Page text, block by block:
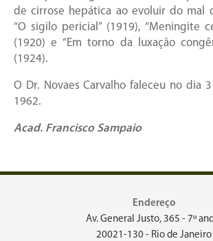
de cirrose hepática ao evoluir do mal
“O sigilo pericial” (1919), “Meningite
(1920) e “Em torno da luxação
(1924).
O Dr. Novaes Carvalho faleceu no dia
1962.
Acad. Francisco Sampaio
Endereço
Av. General Justo, 365 - 7º
20021-130 - Rio de Janeiro